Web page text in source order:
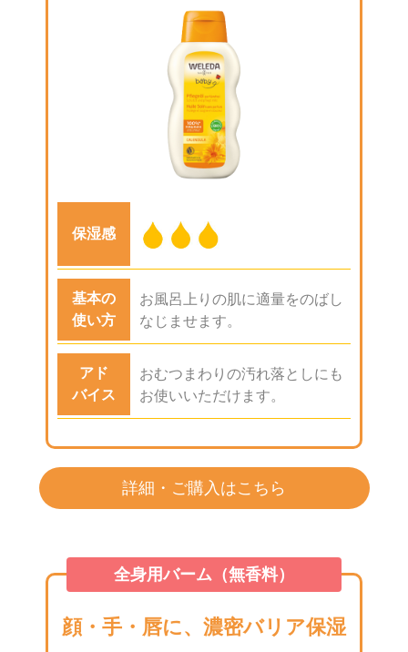
保湿感
基本の
使い方
お風呂上りの肌に適量をのばし
なじませます。
アド
バイス
おむつまわりの汚れ落としにも
お使いいただけます。
詳細・ご購入はこちら
全身用バーム（無香料）
顔・手・唇に、 濃密バリア保湿